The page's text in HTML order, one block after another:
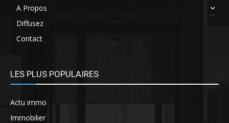
A Propos
Diffusez
Contact
LES PLUS POPULAIRES
Actu immo
Immobilier